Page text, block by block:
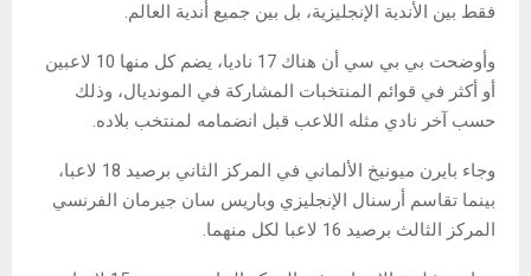
فقط بين الأندية الإنجليزية، بل بين جميع أندية العالم.
وأوضحت بي بي سي أن هناك 17 ناديا، يضم كل منها 10 لاعبين
أو أكثر في قوائم المنتخبات المشاركة في المونديال، وذلك
حسب آخر نادي مثله اللاعب قبل انضمامه لمنتخب بلاده.
وجاء بايرن ميونيخ الألماني في المركز الثاني برصيد 18 لاعبا،
بينما تقاسم أرسنال الإنجليزي وباريس سان جيرمان الفرنسي
المركز الثالث برصيد 16 لاعبا لكل منهما.